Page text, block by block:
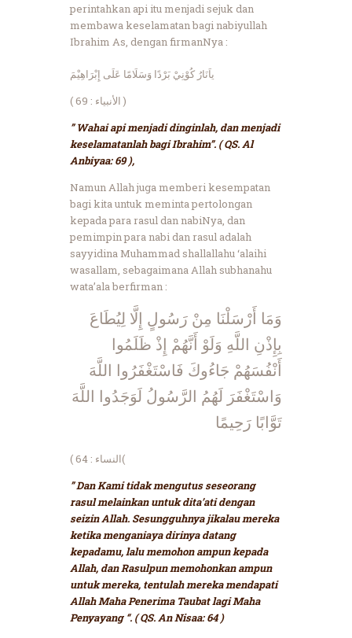
perintahkan api itu menjadi sejuk dan
membawa keselamatan bagi nabiyullah
Ibrahim As, dengan firmanNya :
ياَنَارُ كُوْنِيْ بَرْدًا وَسَلَامًا عَلَى إِبْرَاهِيْمَ
( الأنبياء : 69 )
” Wahai api menjadi dinginlah, dan menjadi
keselamatanlah bagi Ibrahim”. ( QS. Al
Anbiyaa: 69 ),
Namun Allah juga memberi kesempatan
bagi kita untuk meminta pertolongan
kepada para rasul dan nabiNya, dan
pemimpin para nabi dan rasul adalah
sayyidina Muhammad shallallahu ‘alaihi
wasallam, sebagaimana Allah subhanahu
wata’ala berfirman :
وَمَا أَرْسَلْنَا مِنْ رَسُولٍ إِلَّا لِيُطَاعَ
بِإِذْنِ اللَّهِ وَلَوْ أَنَّهُمْ إِذْ ظَلَمُوا
أَنْفُسَهُمْ جَاءُوكَ فَاسْتَغْفَرُوا اللَّهَ
وَاسْتَغْفَرَ لَهُمُ الرَّسُولُ لَوَجَدُوا اللَّهَ
تَوَّابًا رَحِيمًا
( النساء : 64(
” Dan Kami tidak mengutus seseorang
rasul melainkan untuk dita’ati dengan
seizin Allah. Sesungguhnya jikalau mereka
ketika menganiaya dirinya datang
kepadamu, lalu memohon ampun kepada
Allah, dan Rasulpun memohonkan ampun
untuk mereka, tentulah mereka mendapati
Allah Maha Penerima Taubat lagi Maha
Penyayang “. ( QS. An Nisaa: 64 )